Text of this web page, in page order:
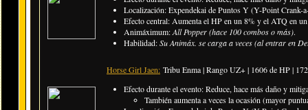
Localización: Expendekai de Puntos Y (Y-Point Crank-
Efecto central: Aumenta el HP en un 8% y el ATQ en
Animáximum:All Popper (hace 100 combos o más).
Habilidad:Su Animáx. se carga a veces (al entrar en
Horse Girl Jaen: Tribu Enma | Rango UZ+ | 1606 de HP |
Efecto durante el evento: Reduce, hace más daño y
También aumenta a veces la ocasión (mayor